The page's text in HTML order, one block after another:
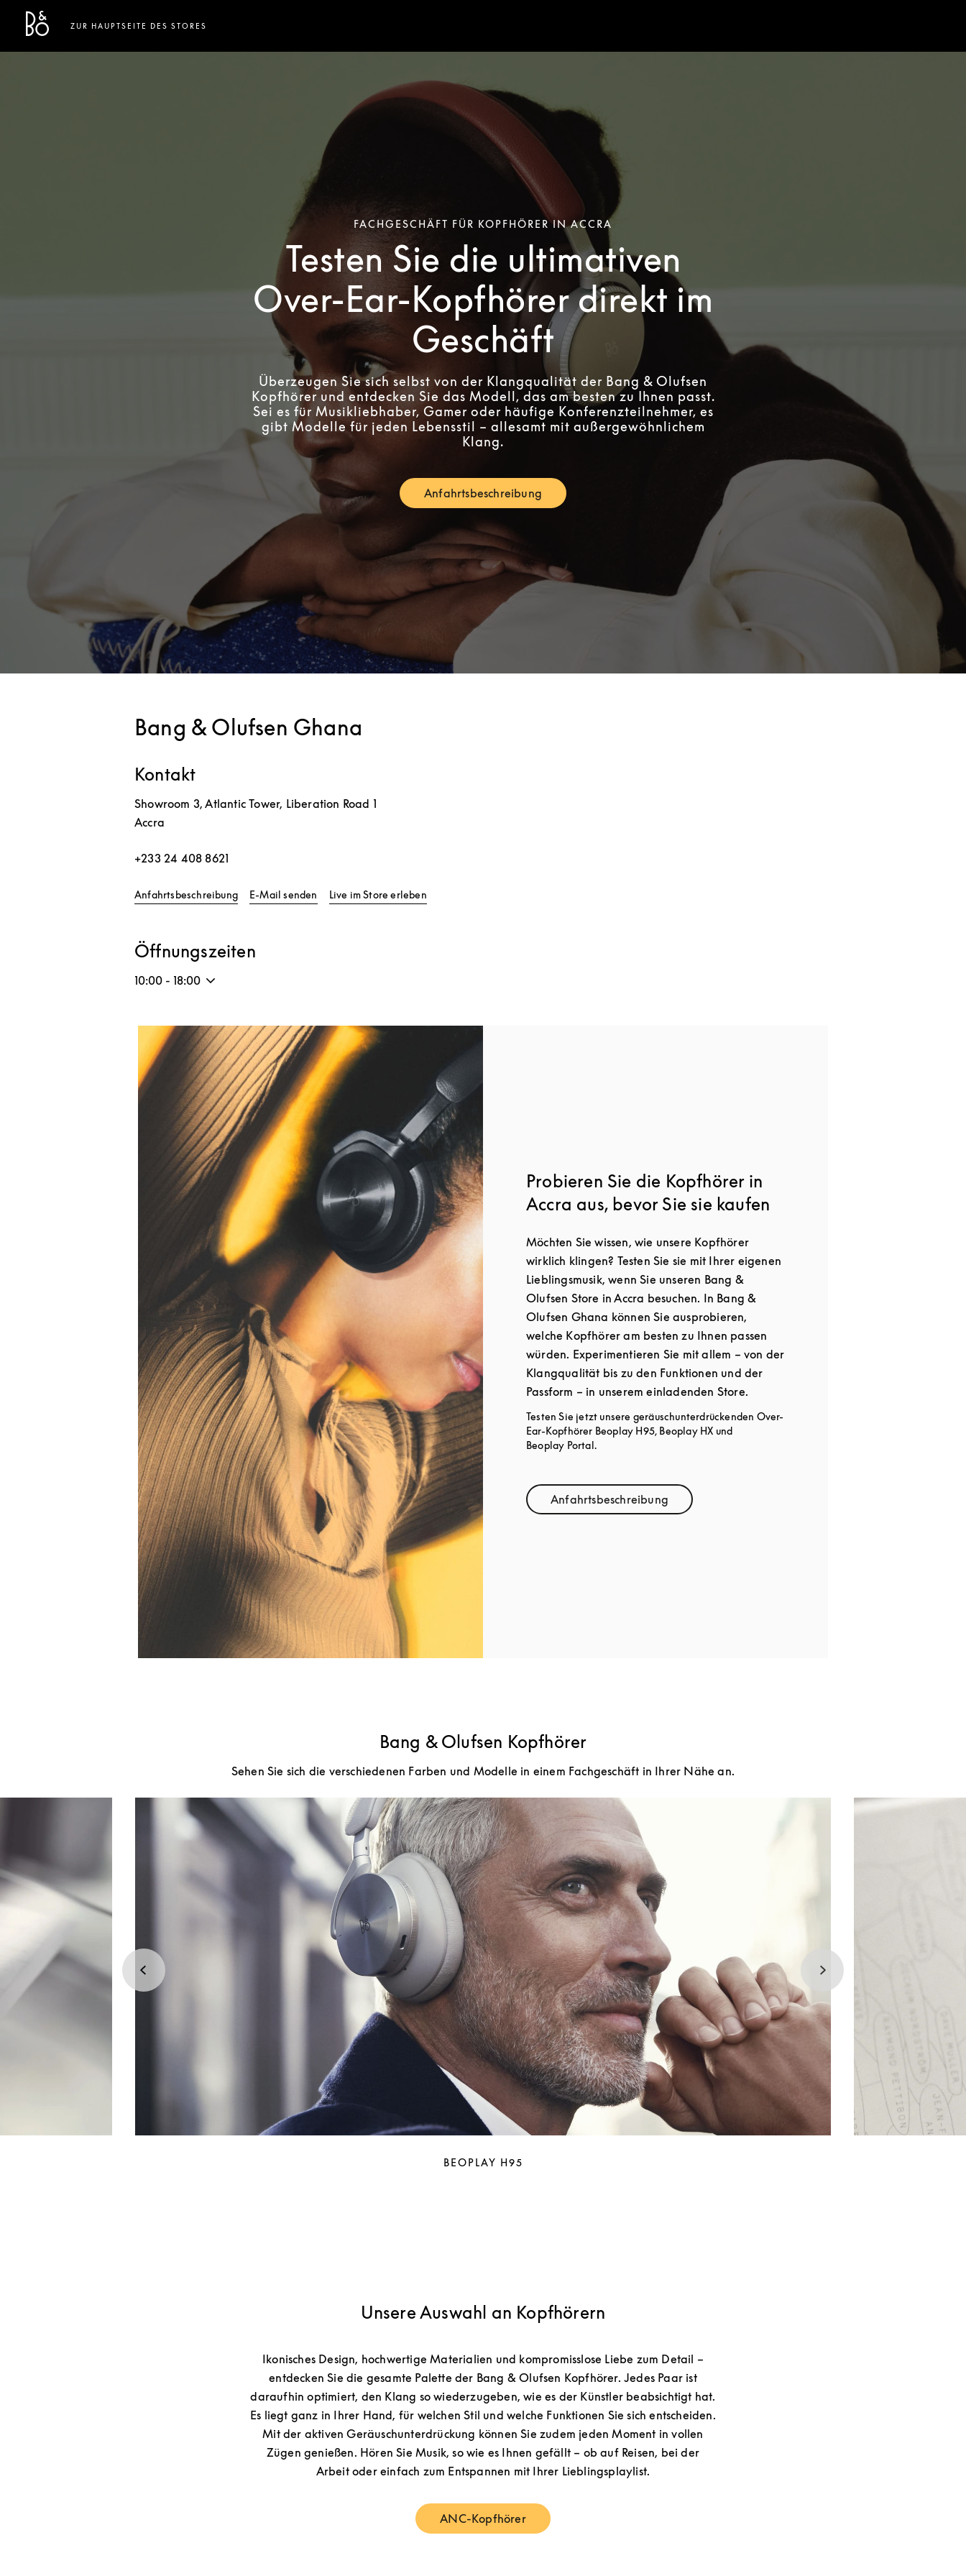
Bang & Olufsen - Exist to Create
Link Opens in New Tab
ZUR HAUPTSEITE DES STORES
FACHGESCHÄFT FÜR KOPFHÖRER IN ACCRA
Testen Sie die ultimativen
Over-Ear-Kopfhörer direkt im
Geschäft
Überzeugen Sie sich selbst von der Klangqualität der Bang & Olufsen
Kopfhörer und entdecken Sie das Modell, das am besten zu Ihnen passt.
Sei es für Musikliebhaber, Gamer oder häufige Konferenzteilnehmer, es
gibt Modelle für jeden Lebensstil – allesamt mit außergewöhnlichem
Klang.
AnfahrtsbeschreibungLink Opens in New Tab
Bang & Olufsen Ghana
Kontakt
Showroom 3, Atlantic Tower, Liberation Road 1
Accra
+233 24 408 8621
AnfahrtsbeschreibungLink Opens in New Tab
E-Mail senden Live im Store erleben
Öffnungszeiten
10:00 - 18:00
Eventbild
Probieren Sie die Kopfhörer in
Accra aus, bevor Sie sie kaufen
Möchten Sie wissen, wie unsere Kopfhörer
wirklich klingen? Testen Sie sie mit Ihrer eigenen
Lieblingsmusik, wenn Sie unseren Bang &
Olufsen Store in Accra besuchen. In Bang &
Olufsen Ghana können Sie ausprobieren,
welche Kopfhörer am besten zu Ihnen passen
würden. Experimentieren Sie mit allem – von der
Klangqualität bis zu den Funktionen und der
Passform – in unserem einladenden Store.
Testen Sie jetzt unsere geräuschunterdrückenden Over-
Ear-Kopfhörer Beoplay H95, Beoplay HX und
Beoplay Portal.
AnfahrtsbeschreibungLink Opens in New Tab
Bang & Olufsen Kopfhörer
Sehen Sie sich die verschiedenen Farben und Modelle in einem Fachgeschäft in Ihrer Nähe an.
BEOPLAY H95
Unsere Auswahl an Kopfhörern
Ikonisches Design, hochwertige Materialien und kompromisslose Liebe zum Detail –
entdecken Sie die gesamte Palette der Bang & Olufsen Kopfhörer. Jedes Paar ist
daraufhin optimiert, den Klang so wiederzugeben, wie es der Künstler beabsichtigt hat.
Es liegt ganz in Ihrer Hand, für welchen Stil und welche Funktionen Sie sich entscheiden.
Mit der aktiven Geräuschunterdrückung können Sie zudem jeden Moment in vollen
Zügen genießen. Hören Sie Musik, so wie es Ihnen gefällt – ob auf Reisen, bei der
Arbeit oder einfach zum Entspannen mit Ihrer Lieblingsplaylist.
ANC-KopfhörerLink Opens in New Tab